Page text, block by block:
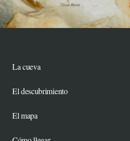
La cueva
El descubrimiento
El mapa